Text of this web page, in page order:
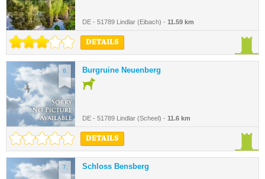
DE - 51789 Lindlar (Eibach) - 11.59 km
DETAILS
6. Burgruine Neuenberg
DE - 51789 Lindlar (Scheel) - 11.6 km
DETAILS
7. Schloss Bensberg